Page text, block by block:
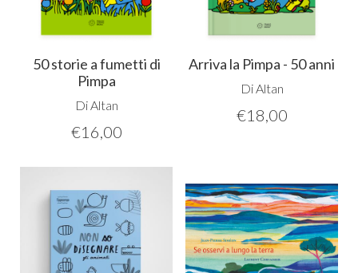
50 storie a fumetti di
Pimpa
Di Altan
€16,00
Arriva la Pimpa - 50 anni
Di Altan
€18,00